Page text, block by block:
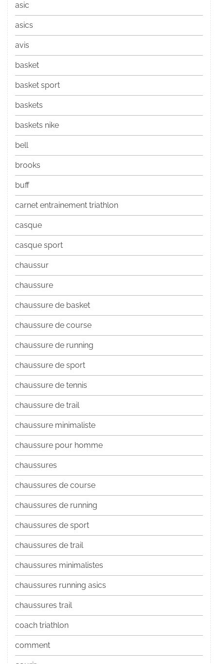
asic
asics
avis
basket
basket sport
baskets
baskets nike
bell
brooks
buff
carnet entrainement triathlon
casque
casque sport
chaussur
chaussure
chaussure de basket
chaussure de course
chaussure de running
chaussure de sport
chaussure de tennis
chaussure de trail
chaussure minimaliste
chaussure pour homme
chaussures
chaussures de course
chaussures de running
chaussures de sport
chaussures de trail
chaussures minimalistes
chaussures running asics
chaussures trail
coach triathlon
comment